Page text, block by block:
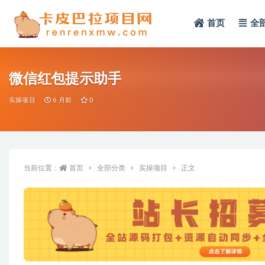
首页 全
微信红包提示助手
实操项目 6 月前 0
当前位置： 首页 全部分类 实操项目 正文